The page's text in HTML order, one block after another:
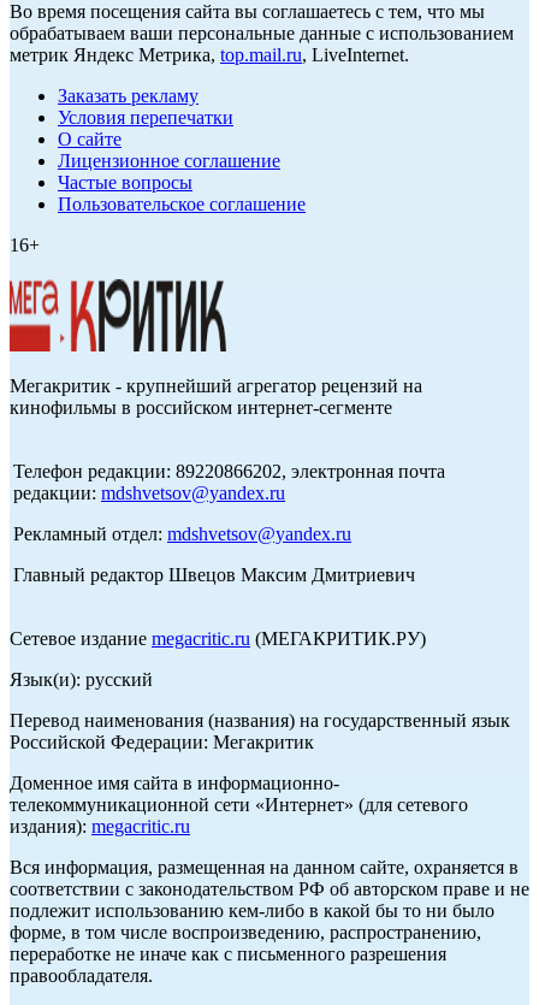
Во время посещения сайта вы соглашаетесь с тем, что мы
обрабатываем ваши персональные данные с использованием
метрик Яндекс Метрика, top.mail.ru, LiveInternet.
Заказать рекламу
Условия перепечатки
О сайте
Лицензионное соглашение
Частые вопросы
Пользовательское соглашение
16+
Мегакритик - крупнейший агрегатор рецензий на
кинофильмы в российском интернет-сегменте
Телефон редакции: 89220866202, электронная почта
редакции: mdshvetsov@yandex.ru
Рекламный отдел: mdshvetsov@yandex.ru
Главный редактор Швецов Максим Дмитриевич
Сетевое издание megacritic.ru (МЕГАКРИТИК.РУ)
Язык(и): русский
Перевод наименования (названия) на государственный язык
Российской Федерации: Мегакритик
Доменное имя сайта в информационно-
телекоммуникационной сети «Интернет» (для сетевого
издания): megacritic.ru
Вся информация, размещенная на данном сайте, охраняется в
соответствии с законодательством РФ об авторском праве и не
подлежит использованию кем-либо в какой бы то ни было
форме, в том числе воспроизведению, распространению,
переработке не иначе как с письменного разрешения
правообладателя.